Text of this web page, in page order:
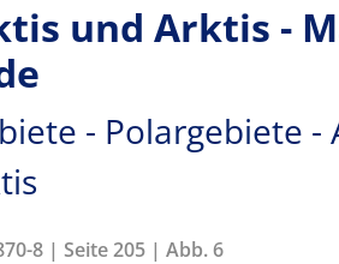
und Arktis -
- Polargebiete -
8 | Seite 205 | Abb. 6